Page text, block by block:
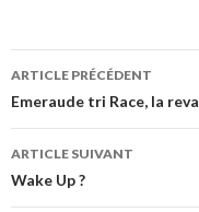
Navigation
des
articles
ARTICLE PRÉCÉDENT
Emeraude tri Race, la
ARTICLE SUIVANT
Wake Up ?